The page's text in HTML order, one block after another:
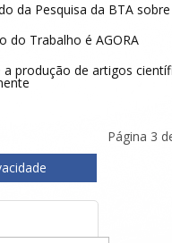
da Pesquisa da BTA
do Trabalho é AGORA
produção de artigos
Página 3